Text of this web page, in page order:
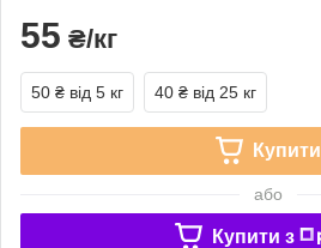
55 ₴/кг
50 ₴ від 5 кг 40 ₴ від 25 кг
Купити
або
Купити з